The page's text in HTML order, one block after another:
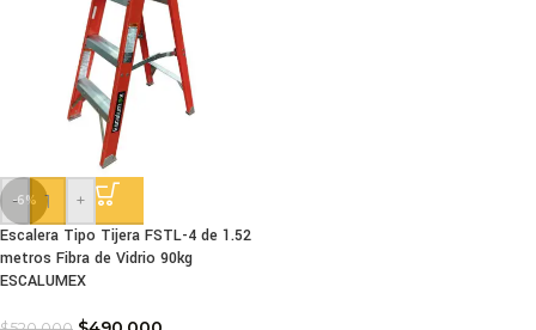
-6%
-
+
Escalera Tipo Tijera FSTL-4 de 1.52
metros Fibra de Vidrio 90kg
ESCALUMEX